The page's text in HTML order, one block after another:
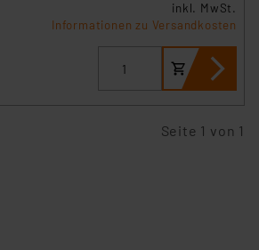
inkl. MwSt.
Informationen zu Versandkosten
Seite 1 von 1